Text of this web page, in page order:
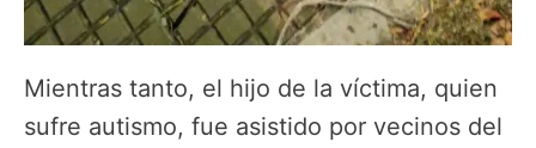
Mientras tanto, el hijo de la víctima, quien
sufre autismo, fue asistido por vecinos del